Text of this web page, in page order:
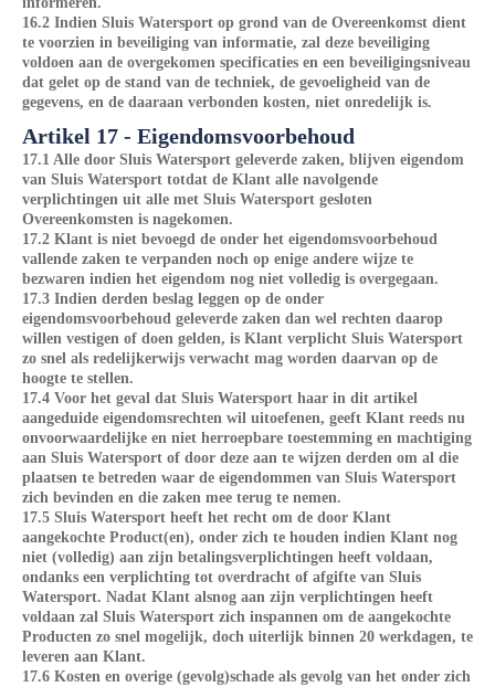
16.2 Indien Sluis Watersport op grond van de Overeenkomst dient
te voorzien in beveiliging van informatie, zal deze beveiliging
voldoen aan de overgekomen specificaties en een beveiligingsniveau
dat gelet op de stand van de techniek, de gevoeligheid van de
gegevens, en de daaraan verbonden kosten, niet onredelijk is.
Artikel 17 - Eigendomsvoorbehoud
17.1 Alle door Sluis Watersport geleverde zaken, blijven eigendom
van Sluis Watersport totdat de Klant alle navolgende
verplichtingen uit alle met Sluis Watersport gesloten
Overeenkomsten is nagekomen.
17.2 Klant is niet bevoegd de onder het eigendomsvoorbehoud
vallende zaken te verpanden noch op enige andere wijze te
bezwaren indien het eigendom nog niet volledig is overgegaan.
17.3 Indien derden beslag leggen op de onder
eigendomsvoorbehoud geleverde zaken dan wel rechten daarop
willen vestigen of doen gelden, is Klant verplicht Sluis Watersport
zo snel als redelijkerwijs verwacht mag worden daarvan op de
hoogte te stellen.
17.4 Voor het geval dat Sluis Watersport haar in dit artikel
aangeduide eigendomsrechten wil uitoefenen, geeft Klant reeds nu
onvoorwaardelijke en niet herroepbare toestemming en machtiging
aan Sluis Watersport of door deze aan te wijzen derden om al die
plaatsen te betreden waar de eigendommen van Sluis Watersport
zich bevinden en die zaken mee terug te nemen.
17.5 Sluis Watersport heeft het recht om de door Klant
aangekochte Product(en), onder zich te houden indien Klant nog
niet (volledig) aan zijn betalingsverplichtingen heeft voldaan,
ondanks een verplichting tot overdracht of afgifte van Sluis
Watersport. Nadat Klant alsnog aan zijn verplichtingen heeft
voldaan zal Sluis Watersport zich inspannen om de aangekochte
Producten zo snel mogelijk, doch uiterlijk binnen 20 werkdagen, te
leveren aan Klant.
17.6 Kosten en overige (gevolg)schade als gevolg van het onder zich